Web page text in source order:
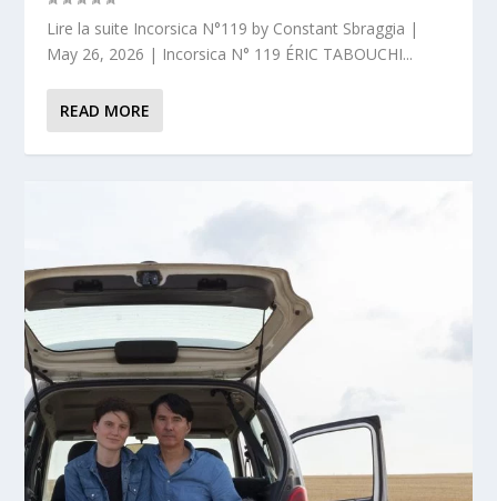
Lire la suite Incorsica N°119 by Constant Sbraggia |
May 26, 2026 | Incorsica N° 119 ÉRIC TABOUCHI...
READ MORE